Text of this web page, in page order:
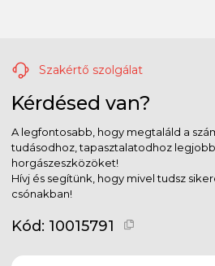
Szakértő szolgálat
Kérdésed van?
A legfontosabb, hogy megtaláld a
tudásodhoz, tapasztalatodhoz
horgászeszközöket!
Hívj és segítünk, hogy mivel tudsz
csónakban!
Kód: 10015791